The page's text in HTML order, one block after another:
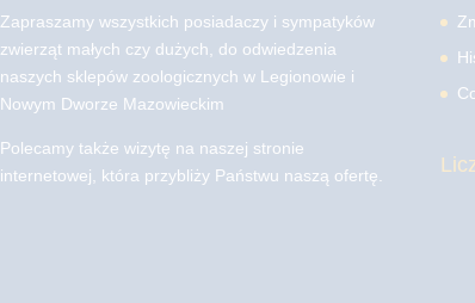
Zapraszamy wszystkich posiadaczy i sympatyków
zwierząt małych czy dużych, do odwiedzenia
naszych sklepów zoologicznych w Legionowie i
Nowym Dworze Mazowieckim
Polecamy także wizytę na naszej stronie
internetowej, która przybliży Państwu naszą ofertę.